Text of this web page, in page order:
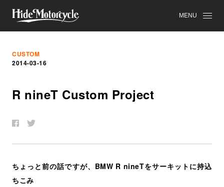
MENU
CUSTOM
2014-03-16
R nineT Custom Project
ちょっと前の話ですが、BMW R nineTをサーキットに持込
ちこみ